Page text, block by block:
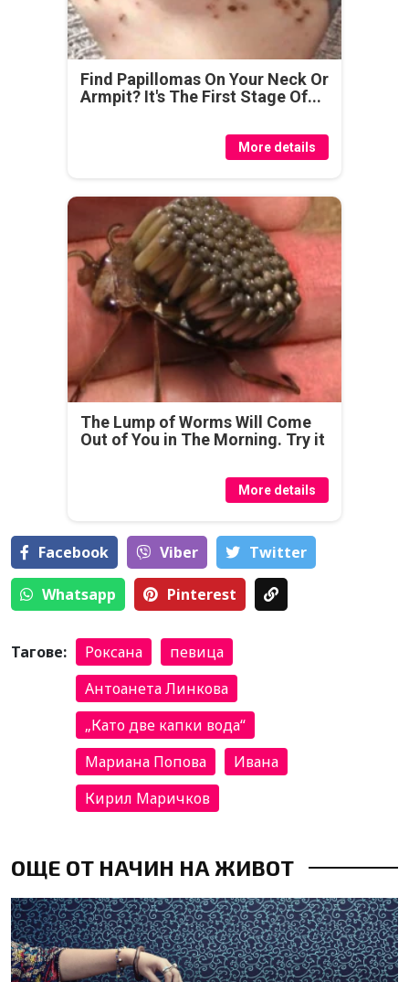
Find Papillomas On Your Neck Or
Armpit? It's The First Stage Of...
More details
The Lump of Worms Will Come
Out of You in The Morning. Try it
More details
Facebook Viber Тwitter
Whatsapp Pinterest
Тагове: Роксана
певица
Антоанета Линкова
„Като две капки вода“
Мариана Попова
Ивана
Кирил Маричков
ОЩЕ ОТ НАЧИН НА ЖИВОТ